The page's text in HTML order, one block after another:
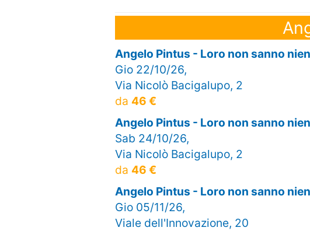
Angelo Pintus - Loro non sanno
Gio 22/10/26,
Via Nicolò Bacigalupo, 2
da 46 €
Angelo Pintus - Loro non sanno
Sab 24/10/26,
Via Nicolò Bacigalupo, 2
da 46 €
Angelo Pintus - Loro non sanno
Gio 05/11/26,
Viale dell'Innovazione, 20